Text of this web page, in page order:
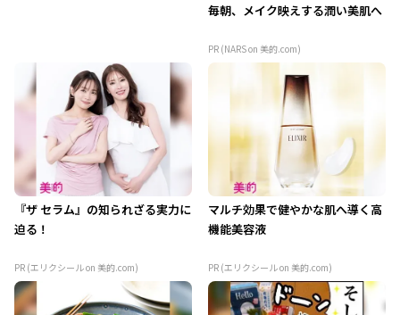
毎朝、メイク映えする潤い美肌へ
PR (NARS on 美的.com)
『ザ セラム』の知られざる実力に
迫る！
PR (エリクシール on 美的.com)
マルチ効果で健やかな肌へ導く高
機能美容液
PR (エリクシール on 美的.com)